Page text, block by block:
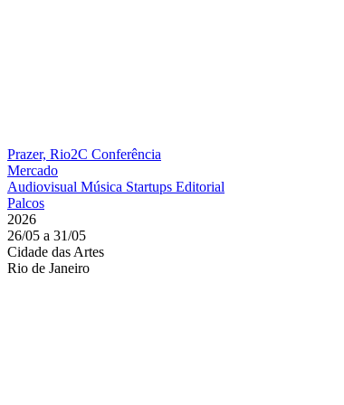
Prazer, Rio2C Conferência
Mercado
Audiovisual Música Startups Editorial
Palcos
2026
26/05 a 31/05
Cidade das Artes
Rio de Janeiro